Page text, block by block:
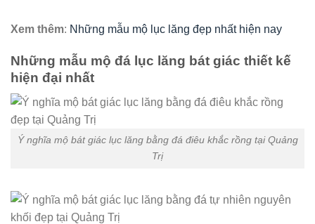
Xem thêm: Những mẫu mộ lục lăng đẹp nhất hiện nay
Những mẫu mộ đá lục lăng bát giác thiết kế
hiện đại nhất
Ý nghĩa mộ bát giác lục lăng bằng đá điêu khắc rồng tại Quảng
Trị